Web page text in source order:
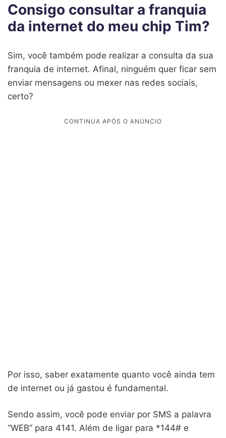
Consigo consultar a franquia
da internet do meu chip Tim?
Sim, você também pode realizar a consulta da sua
franquia de internet. Afinal, ninguém quer ficar sem
enviar mensagens ou mexer nas redes sociais,
certo?
Por isso, saber exatamente quanto você ainda tem
de internet ou já gastou é fundamental.
Sendo assim, você pode enviar por SMS a palavra
“WEB” para 4141. Além de ligar para *144# e